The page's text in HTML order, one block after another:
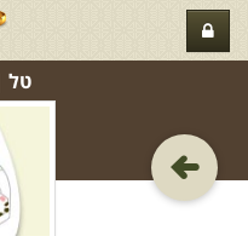
טל‏ |